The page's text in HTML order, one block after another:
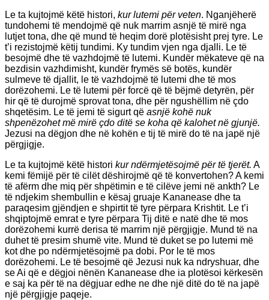
Le ta kujtojmë këtë histori, kur lutemi për veten. Nganjëherë
tundohemi të mendojmë që nuk marrim asnjë të mirë nga
lutjet tona, dhe që mund të heqim dorë plotësisht prej tyre. Le
t’i rezistojmë këtij tundimi. Ky tundim vjen nga djalli. Le të
besojmë dhe të vazhdojmë të lutemi. Kundër mëkateve që na
bezdisin vazhdimisht, kundër frymës së botës, kundër
sulmeve të djallit, le të vazhdojmë të lutemi dhe të mos
dorëzohemi. Le të lutemi për forcë që të bëjmë detyrën, për
hir që të durojmë sprovat tona, dhe për ngushëllim në çdo
shqetësim. Le të jemi të sigurt që asnjë kohë nuk
shpenëzohet më mirë çdo ditë se koha që kalohet në gjunjë.
Jezusi na dëgjon dhe në kohën e tij të mirë do të na japë një
përgjigje.
Le ta kujtojmë këtë histori kur ndërmjetësojmë për të tjerët. A
kemi fëmijë për të cilët dëshirojmë që të konvertohen? A kemi
të afërm dhe miq për shpëtimin e të cilëve jemi në ankth? Le
të ndjekim shembullin e kësaj gruaje Kananease dhe ta
paraqesim gjëndjen e shpirtit të tyre përpara Krishtit. Le t’i
shqiptojmë emrat e tyre përpara Tij ditë e natë dhe të mos
dorëzohemi kurrë derisa të marrim një përgjigje. Mund të na
duhet të presim shumë vite. Mund të duket se po lutemi më
kot dhe po ndërmjetësojmë pa dobi. Por le të mos
dorëzohemi. Le të besojmë që Jezusi nuk ka ndryshuar, dhe
se Ai që e dëgjoi nënën Kananease dhe ia plotësoi kërkesën
e saj ka për të na dëgjuar edhe ne dhe një ditë do të na japë
një përgjigje paqeje.